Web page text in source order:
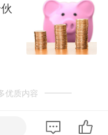
优质内容